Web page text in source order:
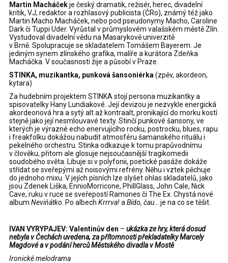
Martin Macháčekje český dramatik, režisér, herec, divadelní
kritik, VJ, redaktor a rozhlasový publicista (ČRo), známý též jako
Martin Macho Macháček, nebo pod pseudonymy Macho, Caroline
Dark či Tuppi Uder. Vyrůstal v průmyslovém valašském městě Zlín.
Vystudoval divadelní vědu na Masarykově univerzitě
v Brně. Spolupracuje se skladatelem Tomášem Bayerem. Je
jediným synem zlínského grafika, malíře a kurátora Zdeňka
Macháčka. V současnosti žije a působí v Praze.
STINKA, muzikantka, punková šansoniérka (zpěv, akordeon,
kytara)
Za hudebním projektem STINKA stojí persona muzikantky a
spisovatelky Hany Lundiakové. Její devizou je nezvykle energická
akordeonová hra a sytý alt až kontraalt, pronikající do morku kostí
stejně jako její nesmlouvavé texty. Stinčí punkové šansony, ve
kterých je výrazné echo enervujícího rocku, postrocku, blues, rapu
i freakfolku dokážou nabudit atmosféru šamanského rituálu i
pekelného orchestru. Stinka odkazuje k tomu prapůvodnímu
v člověku, přitom ale glosuje nejsoučasnější tragikomedii
soudobého světa. Libuje si v polyfonii, poetické pasáže dokáže
střídat se sveřepými až noisovými refrény. Něhu i vztek pěchuje
do jednoho mixu. V jejích písních lze slyšet ohlas skladatelů, jako
jsou Zdenek Liška, EnnioMorricone, PhillGlass, John Cale, Nick
Cave, ruku v ruce se sveřepostí Ramones či The Ex. Chystá nové
album Neviňátko . Po albech Krrrva!a Bído, čau… je na co se těšit.
IVAN VYRYPAJEV: Valentinův den – ukázka ze hry, která dosud
nebyla v Čechách uvedena, za přítomnosti překladatelky Marcely
Magdové a v podání herců Městského divadla v Mostě
Ironické melodrama